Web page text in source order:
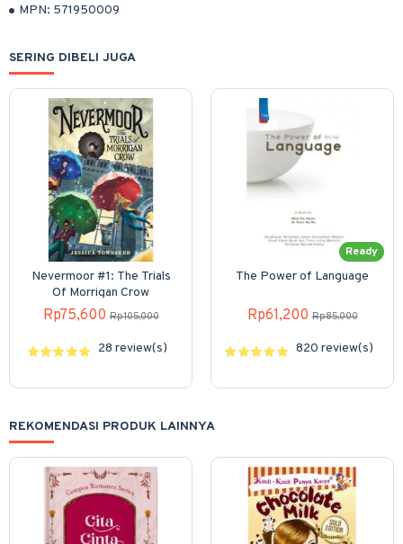
MPN: 571950009
SERING DIBELI JUGA
Nevermoor #1: The Trials
Of Morrigan Crow
Rp75,600 Rp105,000
28 review(s)
Ready
The Power of Language
Rp61,200 Rp85,000
820 review(s)
REKOMENDASI PRODUK LAINNYA